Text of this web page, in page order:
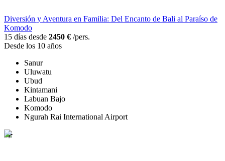
Diversión y Aventura en Familia: Del Encanto de Bali al Paraíso de
Komodo
15 días desde 2450 € /pers.
Desde los 10 años
Sanur
Uluwatu
Ubud
Kintamani
Labuan Bajo
Komodo
Ngurah Rai International Airport